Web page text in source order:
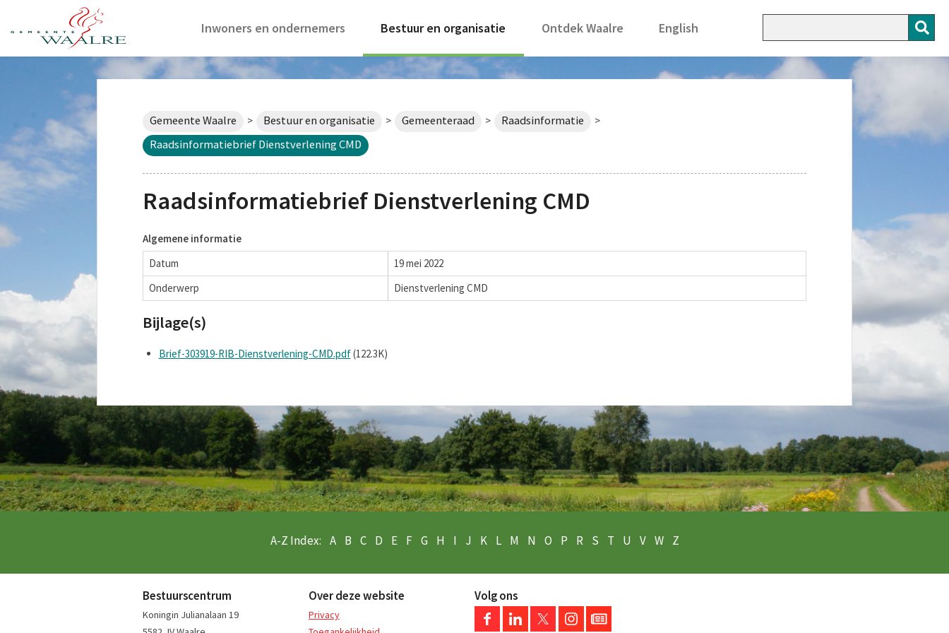
Inwoners en ondernemers Bestuur en organisatie Ontdek Waalre English
Gemeente Waalre > Bestuur en organisatie > Gemeenteraad > Raadsinformatie >
Raadsinformatiebrief Dienstverlening CMD
Raadsinformatiebrief Dienstverlening CMD
Algemene informatie
Datum
19 mei 2022
Onderwerp
Dienstverlening CMD
Bijlage(s)
Brief-303919-RIB-Dienstverlening-CMD.pdf(122.3K)
A-Z Index: A B C D E F G H I J K L M N O P R S T U V W Z
Bestuurscentrum
Koningin Julianalaan 19
Over deze website
Privacy
Volg ons